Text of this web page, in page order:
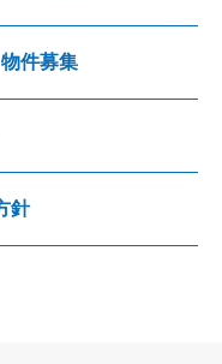
件募集
針